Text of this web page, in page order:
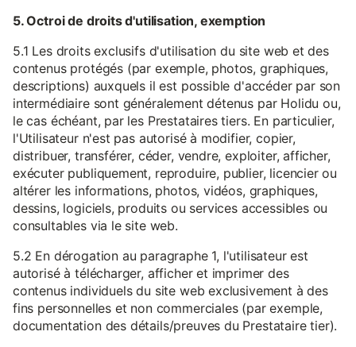
5. Octroi de droits d'utilisation, exemption
5.1 Les droits exclusifs d'utilisation du site web et des
contenus protégés (par exemple, photos, graphiques,
descriptions) auxquels il est possible d'accéder par son
intermédiaire sont généralement détenus par Holidu ou,
le cas échéant, par les Prestataires tiers. En particulier,
l'Utilisateur n'est pas autorisé à modifier, copier,
distribuer, transférer, céder, vendre, exploiter, afficher,
exécuter publiquement, reproduire, publier, licencier ou
altérer les informations, photos, vidéos, graphiques,
dessins, logiciels, produits ou services accessibles ou
consultables via le site web.
5.2 En dérogation au paragraphe 1, l'utilisateur est
autorisé à télécharger, afficher et imprimer des
contenus individuels du site web exclusivement à des
fins personnelles et non commerciales (par exemple,
documentation des détails/preuves du Prestataire tier).